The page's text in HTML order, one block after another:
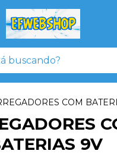
COM
9V